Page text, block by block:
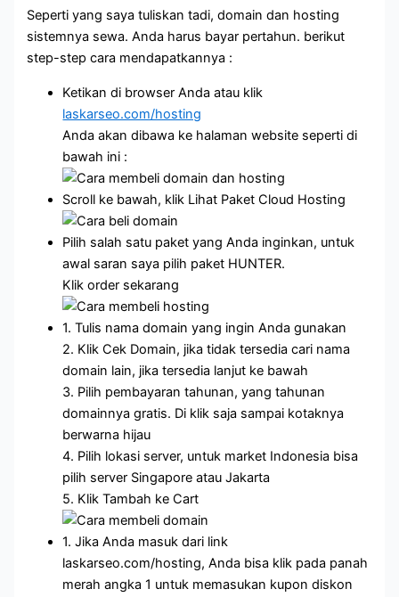
Seperti yang saya tuliskan tadi, domain dan hosting
sistemnya sewa. Anda harus bayar pertahun. berikut
step-step cara mendapatkannya :
Ketikan di browser Anda atau klik
laskarseo.com/hosting
Anda akan dibawa ke halaman website seperti di
bawah ini :
Scroll ke bawah, klik Lihat Paket Cloud Hosting
Pilih salah satu paket yang Anda inginkan, untuk
awal saran saya pilih paket HUNTER.
Klik order sekarang
1. Tulis nama domain yang ingin Anda gunakan
2. Klik Cek Domain, jika tidak tersedia cari nama
domain lain, jika tersedia lanjut ke bawah
3. Pilih pembayaran tahunan, yang tahunan
domainnya gratis. Di klik saja sampai kotaknya
berwarna hijau
4. Pilih lokasi server, untuk market Indonesia bisa
pilih server Singapore atau Jakarta
5. Klik Tambah ke Cart
1. Jika Anda masuk dari link
laskarseo.com/hosting, Anda bisa klik pada panah
merah angka 1 untuk memasukan kupon diskon